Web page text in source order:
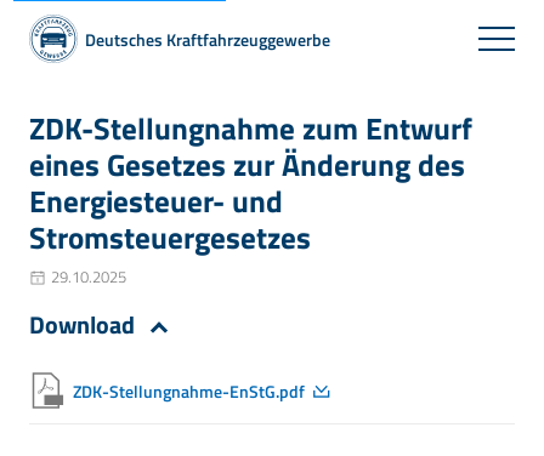
Deutsches Kraftfahrzeuggewerbe
ZDK-Stellungnahme zum Entwurf
eines Gesetzes zur Änderung des
Energiesteuer- und
Stromsteuergesetzes
29.10.2025
Download
ZDK-Stellungnahme-EnStG.pdf